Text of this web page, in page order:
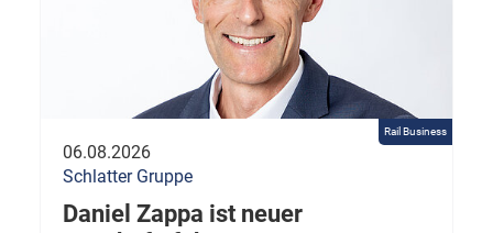
Rail Business
06.08.2026
Schlatter Gruppe
Daniel Zappa ist neuer